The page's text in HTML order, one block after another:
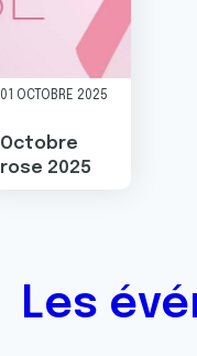
01 OCTOBRE 2025
Octobre
rose 2025
Les